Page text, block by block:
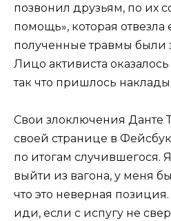
позвонил друзьям, по их
помощь», которая отвезла
полученные травмы были
Лицо активиста
так что пришлось
Свои злоключения Данте
своей странице в
по итогам случившегося.
выйти из вагона, у меня
что это неверная
иди, если с испугу не